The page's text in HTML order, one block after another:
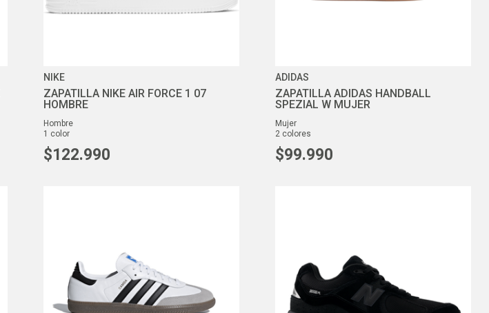
NIKE
ZAPATILLA NIKE AIR FORCE 1 07
HOMBRE
hombre
1 color
$122.990
ADIDAS
ZAPATILLA ADIDAS HANDBALL
SPEZIAL W MUJER
mujer
2 colores
$99.990